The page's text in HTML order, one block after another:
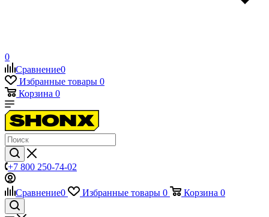
0
Сравнение0
Избранные товары 0
Корзина 0
+7 800 250-74-02
Сравнение0 Избранные товары 0 Корзина 0